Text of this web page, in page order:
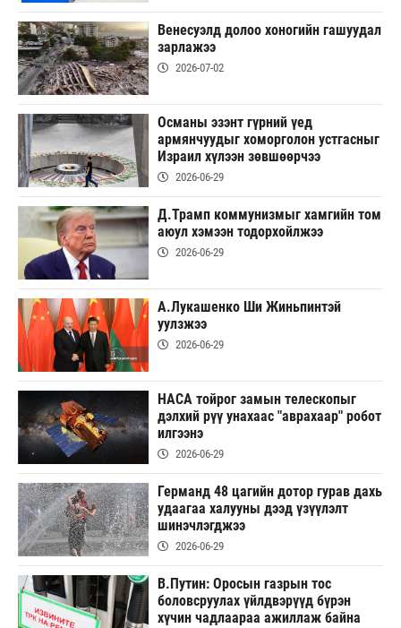
Венесуэлд долоо хоногийн гашуудал
зарлажээ
2026-07-02
Османы эзэнт гүрний үед
армянчуудыг хоморголон устгасныг
Израил хүлээн зөвшөөрчээ
2026-06-29
Д.Трамп коммунизмыг хамгийн том
аюул хэмээн тодорхойлжээ
2026-06-29
А.Лукашенко Ши Жиньпинтэй
уулзжээ
2026-06-29
НАСА тойрог замын телескопыг
дэлхий рүү унахаас "аврахаар" робот
илгээнэ
2026-06-29
Германд 48 цагийн дотор гурав дахь
удаагаа халууны дээд үзүүлэлт
шинэчлэгджээ
2026-06-29
В.Путин: Оросын газрын тос
боловсруулах үйлдвэрүүд бүрэн
хүчин чадлаараа ажиллаж байна